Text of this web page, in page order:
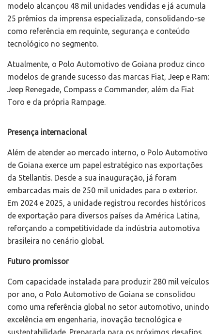
modelo alcançou 48 mil unidades vendidas e já acumula
25 prêmios da imprensa especializada, consolidando-se
como referência em requinte, segurança e conteúdo
tecnológico no segmento.
Atualmente, o Polo Automotivo de Goiana produz cinco
modelos de grande sucesso das marcas Fiat, Jeep e Ram:
Jeep Renegade, Compass e Commander, além da Fiat
Toro e da própria Rampage.
Presença internacional
Além de atender ao mercado interno, o Polo Automotivo
de Goiana exerce um papel estratégico nas exportações
da Stellantis. Desde a sua inauguração, já foram
embarcadas mais de 250 mil unidades para o exterior.
Em 2024 e 2025, a unidade registrou recordes históricos
de exportação para diversos países da América Latina,
reforçando a competitividade da indústria automotiva
brasileira no cenário global.
Futuro promissor
Com capacidade instalada para produzir 280 mil veículos
por ano, o Polo Automotivo de Goiana se consolidou
como uma referência global no setor automotivo, unindo
excelência em engenharia, inovação tecnológica e